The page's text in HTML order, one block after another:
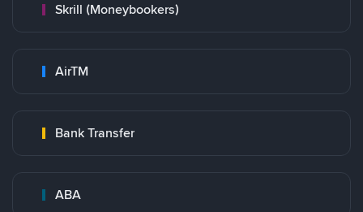
Skrill (Moneybookers)
AirTM
Bank Transfer
ABA